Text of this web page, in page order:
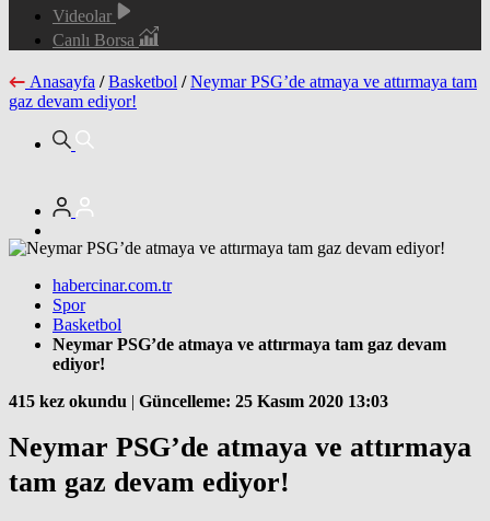
Videolar
Canlı Borsa
Anasayfa / Basketbol / Neymar PSG’de atmaya ve attırmaya tam
gaz devam ediyor!
habercinar.com.tr
Spor
Basketbol
Neymar PSG’de atmaya ve attırmaya tam gaz devam
ediyor!
415 kez okundu | Güncelleme: 25 Kasım 2020 13:03
Neymar PSG’de atmaya ve attırmaya
tam gaz devam ediyor!